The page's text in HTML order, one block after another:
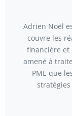
Adrien Noël
couvre les
financière et
amené à
PME que